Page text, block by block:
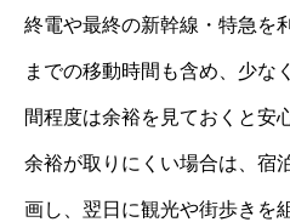
終電や最終の新幹線・特急を
までの移動時間も含め、少な
間程度は余裕を見ておくと安
余裕が取りにくい場合は、宿
画し、翌日に観光や街歩きを